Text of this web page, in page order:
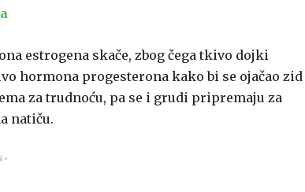
estrogena skače, zbog čega tkivo dojki
hormona progesterona kako bi se ojačao zid
za trudnoću, pa se i grudi pripremaju za
natiču.
-